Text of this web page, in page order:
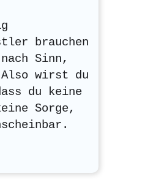
brauchen
Sinn,
wirst du
du keine
Sorge,